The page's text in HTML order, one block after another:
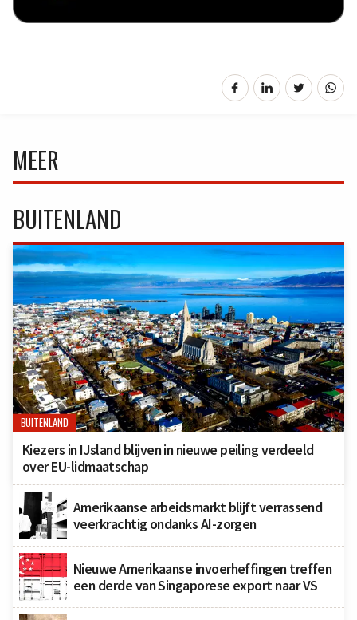
MEER
BUITENLAND
BUITENLAND
Kiezers in IJsland blijven in nieuwe peiling verdeeld
over EU-lidmaatschap
Amerikaanse arbeidsmarkt blijft verrassend
veerkrachtig ondanks AI-zorgen
Nieuwe Amerikaanse invoerheffingen treffen
een derde van Singaporese export naar VS